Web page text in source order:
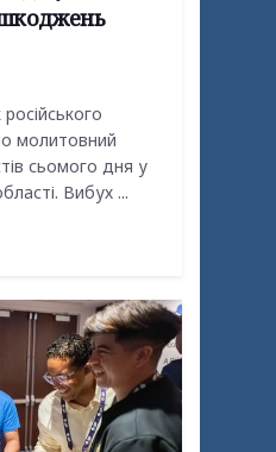
молитовний
сьомого дня у
Вибух ...